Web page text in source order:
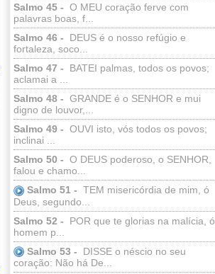
Salmo 45 - O MEU coração ferve com
palavras boas, f...
Salmo 46 -
DEUS é o nosso refúgio e
fortaleza, soco...
Salmo 47 -
BATEI palmas, todos os povos;
aclamai a ...
Salmo 48 - GRANDE é o SENHOR e mui
digno de louvor,...
Salmo 49 - OUVI isto, vós todos os povos;
inclinai ...
Salmo 50 - O DEUS poderoso, o SENHOR,
falou e chamo...
Salmo 51 - TEM misericórdia de mim, ó
Deus, segundo...
Salmo 52 -
POR que te glorias na malícia, ó
homem p...
Salmo 53 -
DISSE o néscio no seu
coração: Não há De...